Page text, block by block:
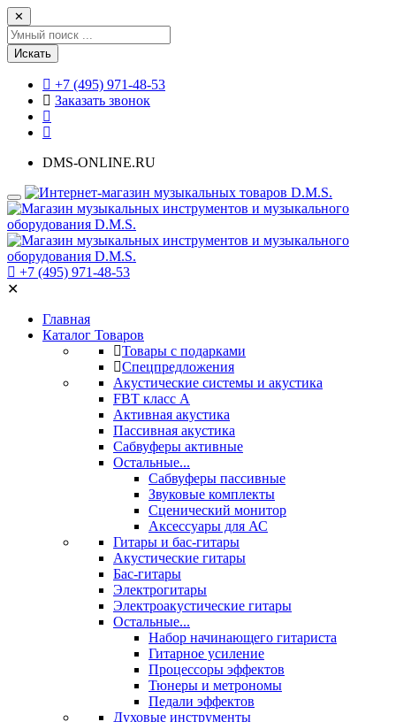
✕
Искать
+7 (495) 971-48-53
Заказать звонок
DMS-ONLINE.RU
+7 (495) 971-48-53
✕
Главная
Каталог Товаров
Товары с подарками
Спецпредложения
Акустические системы и акустика
FBT класс А
Активная акустика
Пассивная акустика
Сабвуферы активные
Остальные...
Сабвуферы пассивные
Звуковые комплекты
Сценический монитор
Аксессуары для АС
Гитары и бас-гитары
Акустические гитары
Бас-гитары
Электрогитары
Электроакустические гитары
Остальные...
Набор начинающего гитариста
Гитарное усиление
Процессоры эффектов
Тюнеры и метрономы
Педали эффектов
Духовые инструменты